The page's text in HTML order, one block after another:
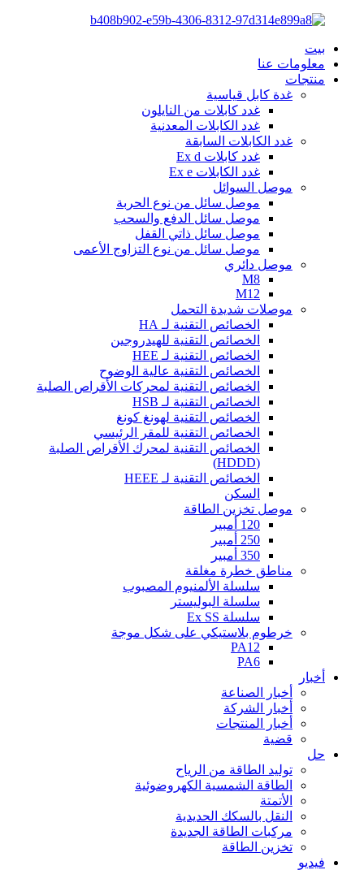
بيت
معلومات عنا
منتجات
غدة كابل قياسية
غدد كابلات من النايلون
غدد الكابلات المعدنية
غدد الكابلات السابقة
غدد كابلات Ex d
غدد الكابلات Ex e
موصل السوائل
موصل سائل من نوع الحربة
موصل سائل الدفع والسحب
موصل سائل ذاتي القفل
موصل سائل من نوع التزاوج الأعمى
موصل دائري
M8
M12
موصلات شديدة التحمل
الخصائص التقنية لـ HA
الخصائص التقنية للهيدروجين
الخصائص التقنية لـ HEE
الخصائص التقنية عالية الوضوح
الخصائص التقنية لمحركات الأقراص الصلبة
الخصائص التقنية لـ HSB
الخصائص التقنية لهونغ كونغ
الخصائص التقنية للمقر الرئيسي
الخصائص التقنية لمحرك الأقراص الصلبة
(HDDD)
الخصائص التقنية لـ HEEE
السكن
موصل تخزين الطاقة
120 أمبير
250 أمبير
350 أمبير
مناطق خطرة مغلقة
سلسلة الألمنيوم المصبوب
سلسلة البوليستر
سلسلة Ex SS
خرطوم بلاستيكي على شكل موجة
PA12
PA6
أخبار
أخبار الصناعة
أخبار الشركة
أخبار المنتجات
قضية
حل
توليد الطاقة من الرياح
الطاقة الشمسية الكهروضوئية
الأتمتة
النقل بالسكك الحديدية
مركبات الطاقة الجديدة
تخزين الطاقة
فيديو